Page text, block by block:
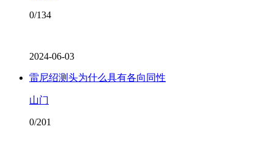
0/134
2024-06-03
雷尼绍测头为什么具有各向同性
山门
0/201